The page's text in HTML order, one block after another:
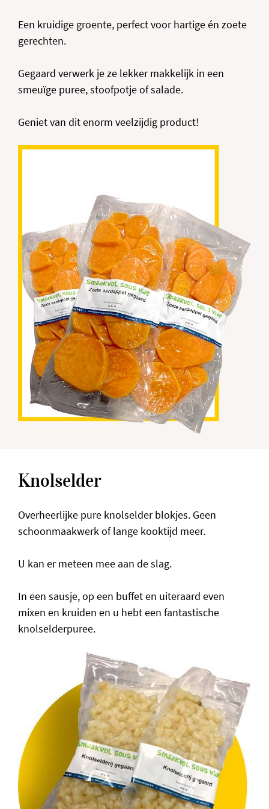
Een kruidige groente, perfect voor hartige én zoete
gerechten.
Gegaard verwerk je ze lekker makkelijk in een
smeuïge puree, stoofpotje of salade.
Geniet van dit enorm veelzijdig product!
Knolselder
Overheerlijke pure knolselder blokjes. Geen
schoonmaakwerk of lange kooktijd meer.
U kan er meteen mee aan de slag.
In een sausje, op een buffet en uiteraard even
mixen en kruiden en u hebt een fantastische
knolselderpuree.